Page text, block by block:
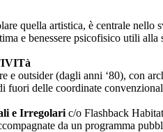
quella artistica, è centrale
e benessere psicofisico utili
e outsider (dagli anni ‘80), con
fuori delle coordinate
e Irregolari c/o Flashback
da un programma